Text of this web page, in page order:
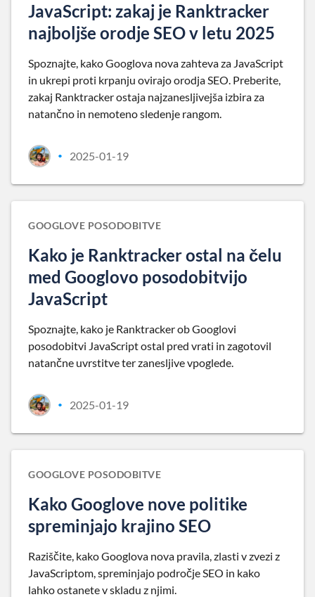
JavaScript: zakaj je Ranktracker
najboljše orodje SEO v letu 2025
Spoznajte, kako Googlova nova zahteva za JavaScript
in ukrepi proti krpanju ovirajo orodja SEO. Preberite,
zakaj Ranktracker ostaja najzanesljivejša izbira za
natančno in nemoteno sledenje rangom.
• 2025-01-19
GOOGLOVE POSODOBITVE
Kako je Ranktracker ostal na čelu
med Googlovo posodobitvijo
JavaScript
Spoznajte, kako je Ranktracker ob Googlovi
posodobitvi JavaScript ostal pred vrati in zagotovil
natančne uvrstitve ter zanesljive vpoglede.
• 2025-01-19
GOOGLOVE POSODOBITVE
Kako Googlove nove politike
spreminjajo krajino SEO
Raziščite, kako Googlova nova pravila, zlasti v zvezi z
JavaScriptom, spreminjajo področje SEO in kako
lahko ostanete v skladu z njimi.